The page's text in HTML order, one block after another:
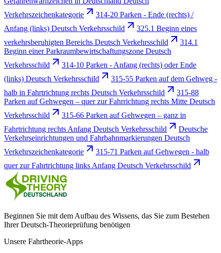
Verkehrszeichenkategorie
314-20 Parken - Ende (rechts) /
Anfang (links) Deutsch Verkehrsschild
325.1 Beginn eines
verkehrsberuhigten Bereichs Deutsch Verkehrsschild
314.1
Beginn einer Parkraumbewirtschaftungszone Deutsch
Verkehrsschild
314-10 Parken - Anfang (rechts) oder Ende
(links) Deutsch Verkehrsschild
315-55 Parken auf dem Gehweg -
halb in Fahrtrichtung rechts Deutsch Verkehrsschild
315-88
Parken auf Gehwegen – quer zur Fahrrichtung rechts Mitte Deutsch
Verkehrsschild
315-66 Parken auf Gehwegen – ganz in
Fahrtrichtung rechts Anfang Deutsch Verkehrsschild
Deutsche
Verkehrseinrichtungen und Fahrbahnmarkierungen Deutsch
Verkehrszeichenkategorie
315-71 Parken auf Gehwegen - halb
quer zur Fahrtrichtung links Anfang Deutsch Verkehrsschild
Beginnen Sie mit dem Aufbau des Wissens, das Sie zum Bestehen
Ihrer Deutsch-Theorieprüfung benötigen
Unsere Fahrtheorie-Apps